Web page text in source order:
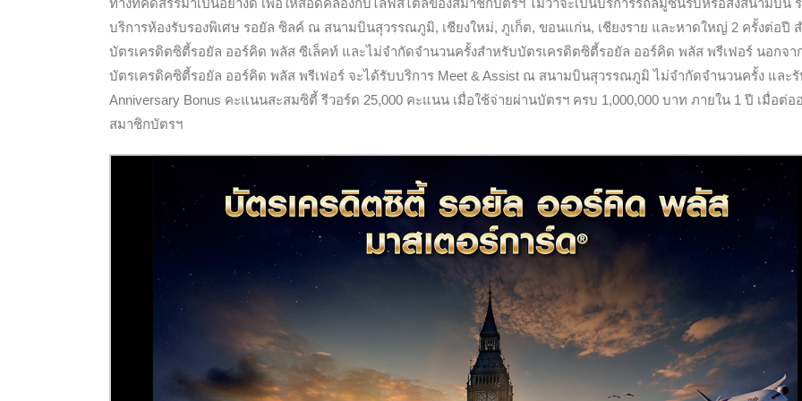
บริการห้องรับรองพิเศษ รอยัล ซิลค์ ณ สนามบินสุวรรณภูมิ, เชียงใหม่, ภูเก็ต, ขอนแก่น, เชียงราย และหาดใหญ่ 2 ครั้งต่อปี
บัตรเครดิตซิตี้รอยัล ออร์คิด พลัส ซีเล็คท์ และไม่จำกัดจำนวนครั้งสำหรับบัตรเครดิตซิตี้รอยัล ออร์คิด พลัส พรีเฟอร์ นอกจา
บัตรเครดิคซิตี้รอยัล ออร์คิด พลัส พรีเฟอร์ จะได้รับบริการ Meet & Assist ณ สนามบินสุวรรณภูมิ ไม่จำกัดจำนวนครั้ง และรั
Anniversary Bonus คะแนนสะสมซิตี้ รีวอร์ด 25,000 คะแนน เมื่อใช้จ่ายผ่านบัตรฯ ครบ 1,000,000 บาท ภายใน 1 ปี เมื่อต่อ
สมาชิกบัตรฯ